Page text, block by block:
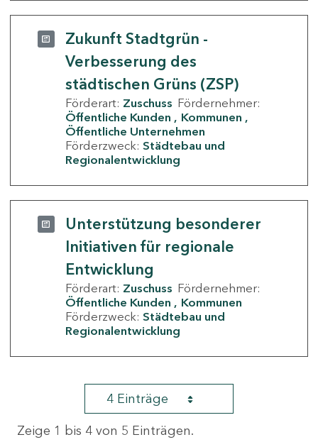
Zukunft Stadtgrün -
Verbesserung des
städtischen Grüns (ZSP)
Förderart: Zuschuss Fördernehmer:
Öffentliche Kunden
Kommunen
Öffentliche Unternehmen
Förderzweck: Städtebau und
Regionalentwicklung
Unterstützung besonderer
Initiativen für regionale
Entwicklung
Förderart: Zuschuss Fördernehmer:
Öffentliche Kunden
Kommunen
Förderzweck: Städtebau und
Regionalentwicklung
4 Einträge
Zeige 1 bis 4 von 5 Einträgen.